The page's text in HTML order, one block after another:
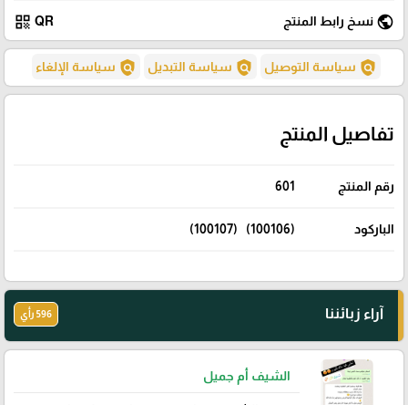
public نسخ رابط المنتج QR
qr_code
policy سياسة التوصيل policy سياسة التبديل policy سياسة الإلغاء
تفاصيل المنتج
رقم المنتج 601
الباركود (100106) (100107)
آراء زبائننا 596 رأي
الشيف أم جميل